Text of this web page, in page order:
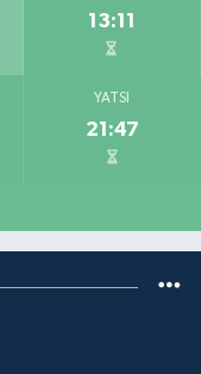
13:11
YATSI
21:47